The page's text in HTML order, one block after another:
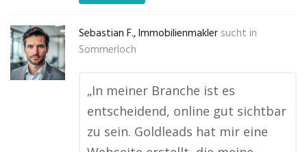
Sebastian F., Immobilienmakler sucht in
Sommerloch
„In meiner Branche ist es
entscheidend, online gut sichtbar
zu sein. Goldleads hat mir eine